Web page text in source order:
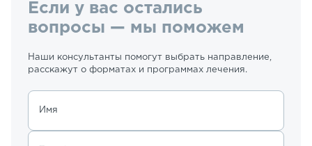
Если у вас остались
вопросы — мы поможем
Наши консультанты помогут выбрать направление,
расскажут о форматах и программах лечения.
Имя